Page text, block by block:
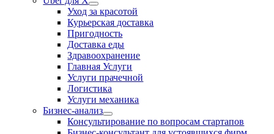
Уход за красотой
Курьерская доставка
Пригодность
Доставка еды
Здравоохранение
Главная Услуги
Услуги прачечной
Логистика
Услуги механика
Бизнес-анализ
Консультирование по вопросам стартапов